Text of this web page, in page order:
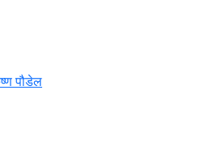
पौडेल